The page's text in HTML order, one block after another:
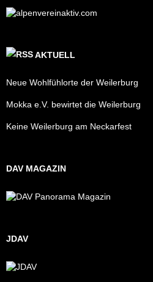
AKTUELL
Neue Wohlfühlorte der Weilerburg
Mokka e.V. bewirtet die Weilerburg
Keine Weilerburg am Neckarfest
DAV MAGAZIN
JDAV